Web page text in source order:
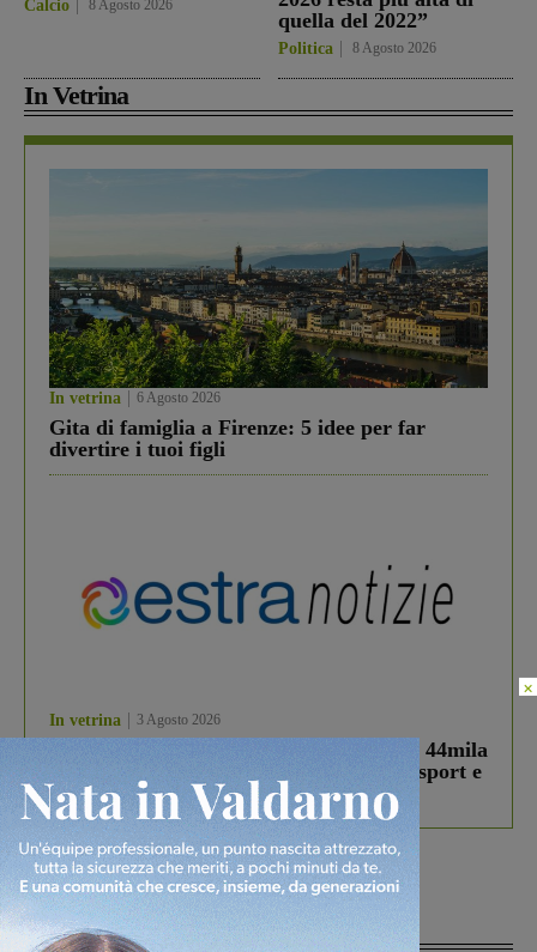
Calcio 8 Agosto 2026
quella del 2022”
Politica 8 Agosto 2026
In Vetrina
In vetrina 6 Agosto 2026
Gita di famiglia a Firenze: 5 idee per far
divertire i tuoi figli
In vetrina 3 Agosto 2026
Estra Notizie agosto: Smart Cities, oltre 44mila
studenti coinvolti, torna il bando per lo sport e
debutta il podcast Estrair
Più lette
×